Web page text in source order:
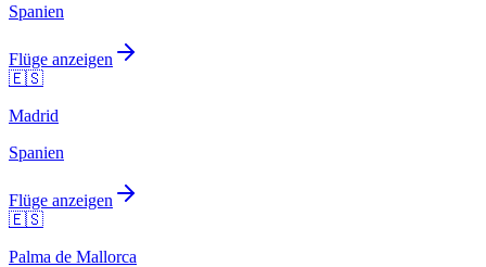
Spanien
Flüge anzeigen
🇪🇸
Madrid
Spanien
Flüge anzeigen
🇪🇸
Palma de Mallorca